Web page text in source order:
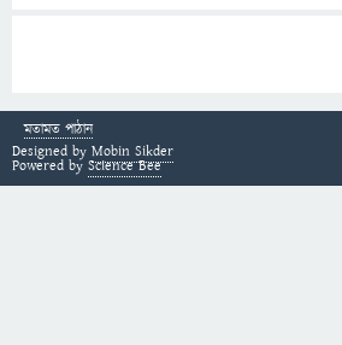
মতামত পাঠান
Designed by Mobin Sikder
Powered by Science Bee